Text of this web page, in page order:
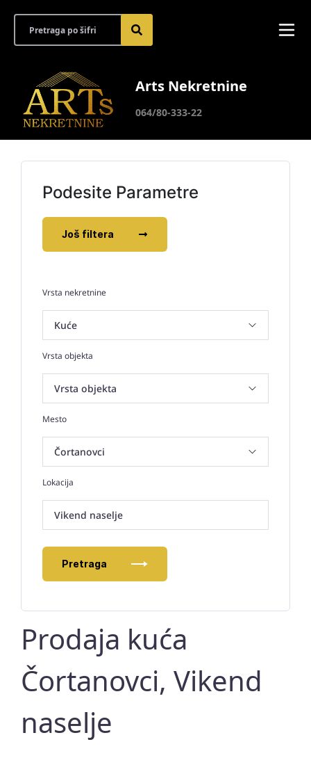
Arts Nekretnine
064/80-333-22
Podesite Parametre
Još filtera
Vrsta nekretnine
Vrsta objekta
Mesto
Lokacija
Vikend naselje
Pretraga
Prodaja kuća
Čortanovci, Vikend
naselje